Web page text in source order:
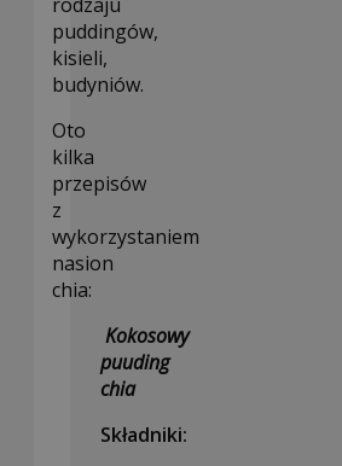
puddingów,
kisieli,
budyniów.
Oto
kilka
przepisów
z
wykorzystaniem
nasion
chia:
Kokosowy
puuding
chia
Składniki: